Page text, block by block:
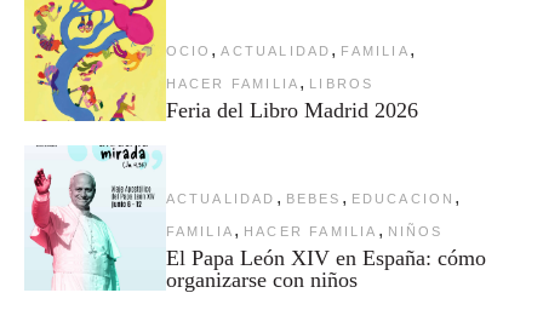
OCIO , ACTUALIDAD , FAMILIA ,
HACER FAMILIA , LIBROS
Feria del Libro Madrid 2026
ACTUALIDAD , BEBES , EDUCACION ,
FAMILIA , HACER FAMILIA , NIÑOS
El Papa León XIV en España: cómo
organizarse con niños